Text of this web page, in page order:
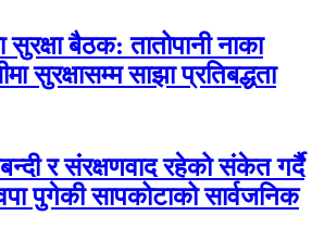
बैठक: तातोपानी नाका
सुरक्षासम्म साझा प्रतिबद्धता
र संरक्षणवाद रहेको संकेत गर्दै
पुगेकी सापकोटाको सार्वजनिक